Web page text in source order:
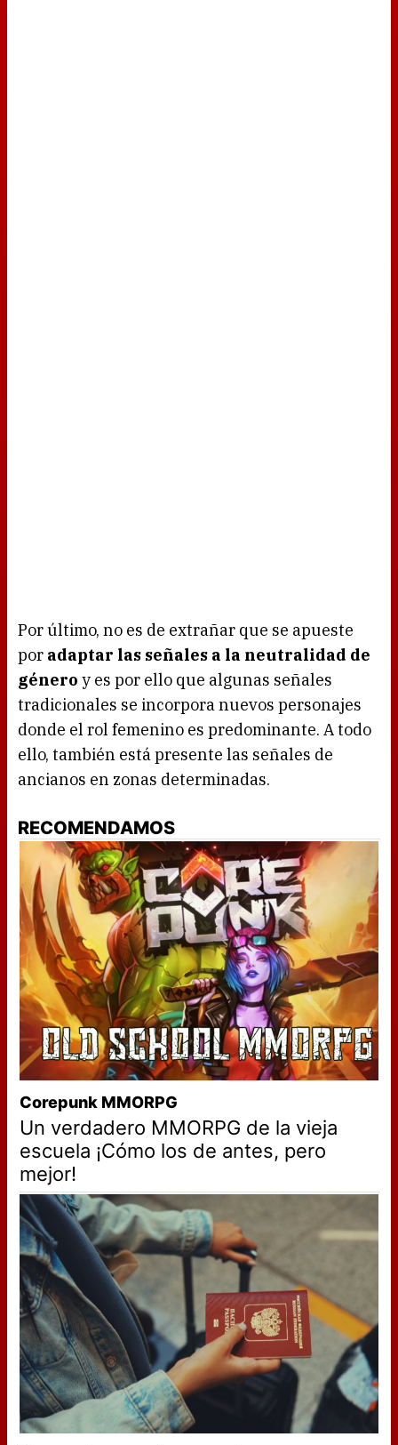
Por último, no es de extrañar que se apueste
por adaptar las señales a la neutralidad de
género y es por ello que algunas señales
tradicionales se incorpora nuevos personajes
donde el rol femenino es predominante. A todo
ello, también está presente las señales de
ancianos en zonas determinadas.
RECOMENDAMOS
Corepunk MMORPG
Un verdadero MMORPG de la vieja
escuela ¡Cómo los de antes, pero
mejor!